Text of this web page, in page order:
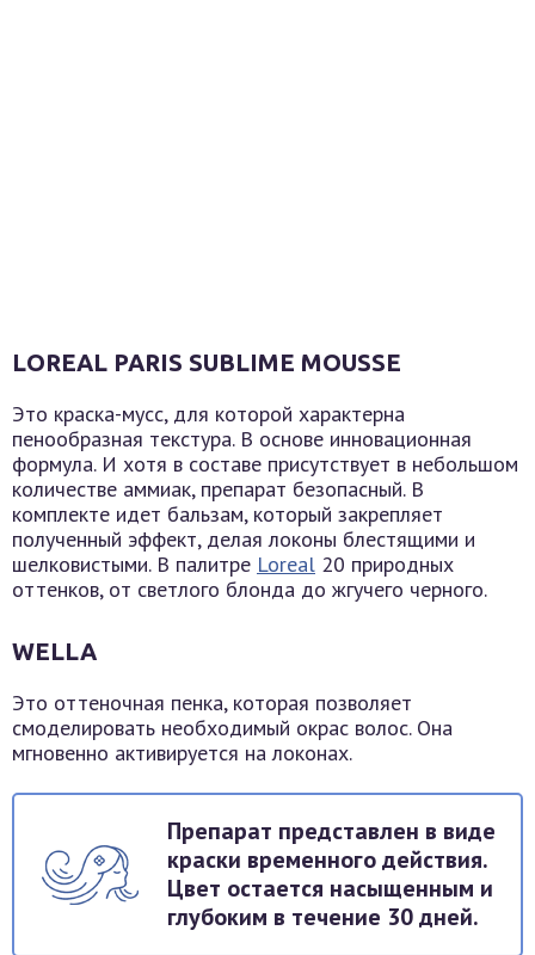
LOREAL PARIS SUBLIME MOUSSE
Это краска-мусс, для которой характерна
пенообразная текстура. В основе инновационная
формула. И хотя в составе присутствует в небольшом
количестве аммиак, препарат безопасный. В
комплекте идет бальзам, который закрепляет
полученный эффект, делая локоны блестящими и
шелковистыми. В палитре Loreal 20 природных
оттенков, от светлого блонда до жгучего черного.
WELLA
Это оттеночная пенка, которая позволяет
смоделировать необходимый окрас волос. Она
мгновенно активируется на локонах.
Препарат представлен в виде
краски временного действия.
Цвет остается насыщенным и
глубоким в течение 30 дней.